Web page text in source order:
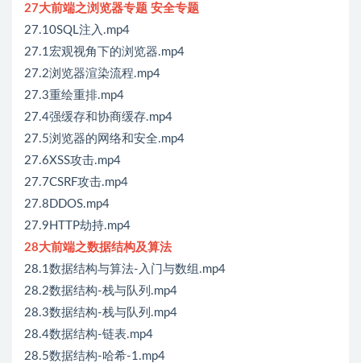
27大前端之浏览器专题 安全专题
27.10SQL注入.mp4
27.1宏观视角下的浏览器.mp4
27.2浏览器渲染流程.mp4
27.3重绘重排.mp4
27.4强缓存和协商缓存.mp4
27.5浏览器的网络和安全.mp4
27.6XSS攻击.mp4
27.7CSRF攻击.mp4
27.8DDOS.mp4
27.9HTTP劫持.mp4
28大前端之数据结构及算法
28.1数据结构与算法-入门与数组.mp4
28.2数据结构-栈与队列.mp4
28.3数据结构-栈与队列.mp4
28.4数据结构-链表.mp4
28.5数据结构-哈希-1.mp4